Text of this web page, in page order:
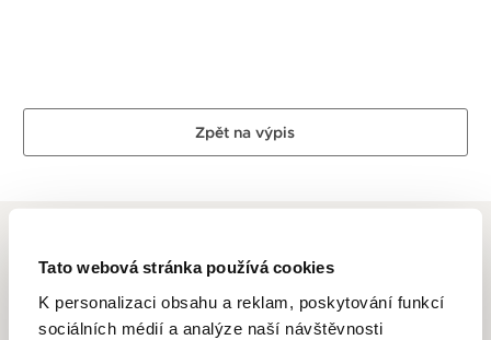
Tato webová stránka používá cookies
K personalizaci obsahu a reklam, poskytování funkcí
sociálních médií a analýze naší návštěvnosti
Zpět na výpis
ORIS